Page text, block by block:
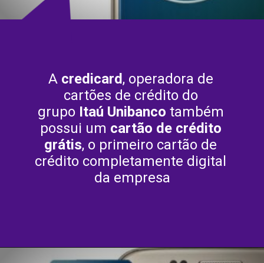
A credicard, operadora de
cartões de crédito do
grupo Itaú Unibanco também
possui um cartão de crédito
grátis, o primeiro cartão de
crédito completamente digital
da empresa